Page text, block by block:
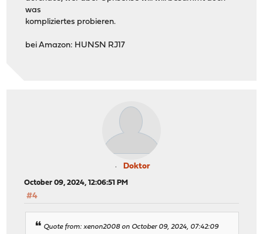
was
kompliziertes probieren.
bei Amazon: HUNSN RJ17
Doktor
October 09, 2024, 12:06:51 PM
#4
Quote from: xenon2008 on October 09, 2024, 07:42:09